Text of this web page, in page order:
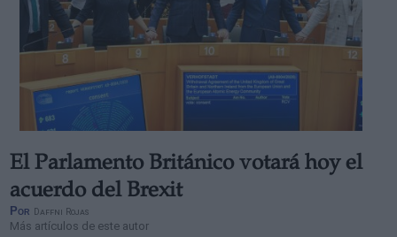
El Parlamento Británico votará hoy el
acuerdo del Brexit
Por Daffni Rojas
Más artículos de este autor